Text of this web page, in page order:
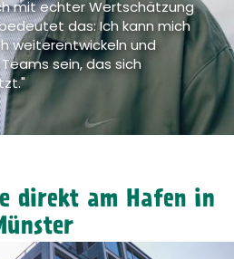
mit echter Wertschätzung
das: Ich kann mich
weiterentwickeln und
sein, das sich
direkt am Hafen in